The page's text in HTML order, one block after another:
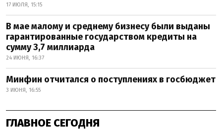
17 ИЮЛЯ, 15:15
В мае малому и среднему бизнесу были выданы
гарантированные государством кредиты на
сумму 3,7 миллиарда
24 ИЮНЯ, 16:37
Минфин отчитался о поступлениях в госбюджет
3 ИЮНЯ, 16:55
ГЛАВНОЕ СЕГОДНЯ